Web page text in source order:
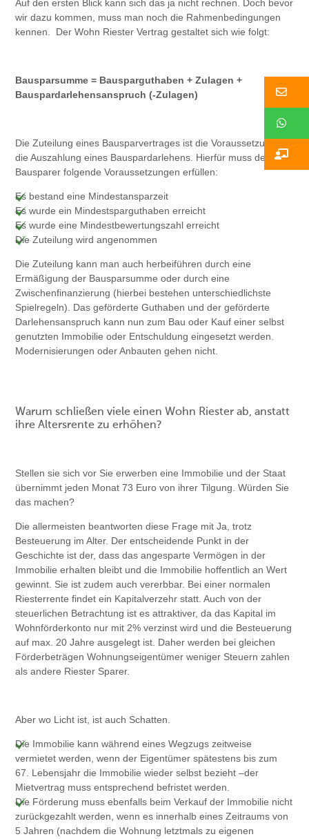
Auf den ersten Blick kann sich das ja nicht rechnen. Doch bevor
wir dazu kommen, muss man noch die Rahmenbedingungen
kennen. Der Wohn Riester Vertrag gestaltet sich wie folgt:
Bausparsumme = Bausparguthaben + Zulagen +
Bauspardarlehensanspruch (-Zulagen)
Die Zuteilung eines Bausparvertrages ist die Voraussetzung für
die Auszahlung eines Bauspardarlehens. Hierfür muss der der
Bausparer folgende Voraussetzungen erfüllen:
Es bestand eine Mindestansparzeit
Es wurde ein Mindestsparguthaben erreicht
Es wurde eine Mindestbewertungszahl erreicht
Die Zuteilung wird angenommen
Die Zuteilung kann man auch herbeiführen durch eine
Ermäßigung der Bausparsumme oder durch eine
Zwischenfinanzierung (hierbei bestehen unterschiedlichste
Spielregeln). Das geförderte Guthaben und der geförderte
Darlehensanspruch kann nun zum Bau oder Kauf einer selbst
genutzten Immobilie oder Entschuldung eingesetzt werden.
Modernisierungen oder Anbauten gehen nicht.
Warum schließen viele einen Wohn Riester ab, anstatt
ihre Altersrente zu erhöhen?
Stellen sie sich vor Sie erwerben eine Immobilie und der Staat
übernimmt jeden Monat 73 Euro von ihrer Tilgung. Würden Sie
das machen?
Die allermeisten beantworten diese Frage mit Ja, trotz
Besteuerung im Alter. Der entscheidende Punkt in der
Geschichte ist der, dass das angesparte Vermögen in der
Immobilie erhalten bleibt und die Immobilie hoffentlich an Wert
gewinnt. Sie ist zudem auch vererbbar. Bei einer normalen
Riesterrente findet ein Kapitalverzehr statt. Auch von der
steuerlichen Betrachtung ist es attraktiver, da das Kapital im
Wohnförderkonto nur mit 2% verzinst wird und die Besteuerung
auf max. 20 Jahre ausgelegt ist. Daher werden bei gleichen
Förderbeträgen Wohnungseigentümer weniger Steuern zahlen
als andere Riester Sparer.
Aber wo Licht ist, ist auch Schatten.
Die Immobilie kann während eines Wegzugs zeitweise
vermietet werden, wenn der Eigentümer spätestens bis zum
67. Lebensjahr die Immobilie wieder selbst bezieht –der
Mietvertrag muss entsprechend befristet werden.
Die Förderung muss ebenfalls beim Verkauf der Immobilie nicht
zurückgezahlt werden, wenn es innerhalb eines Zeitraums von
5 Jahren (nachdem die Wohnung letztmals zu eigenen